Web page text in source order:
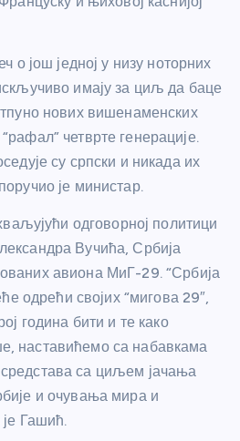
о још једној у низу ноторних
имају за циљ да баце
нових вишенаменских
четврте генерације.
су српски и никада их
је министар.
одговорној политици
Вучића, Србија
авиона МиГ-29. “Србија
одрећи својих “мигова 29″,
година бити и те како
наставићемо са набавкама
са циљем јачања
и очувања мира и
је Гашић.